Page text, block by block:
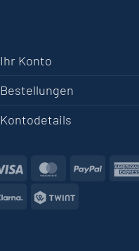
Ihr Konto
Bestellungen
Kontodetails
Visa MasterCard
PayPal
Klarna
Twint